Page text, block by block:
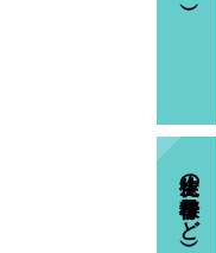
生徒の様子（行事など）